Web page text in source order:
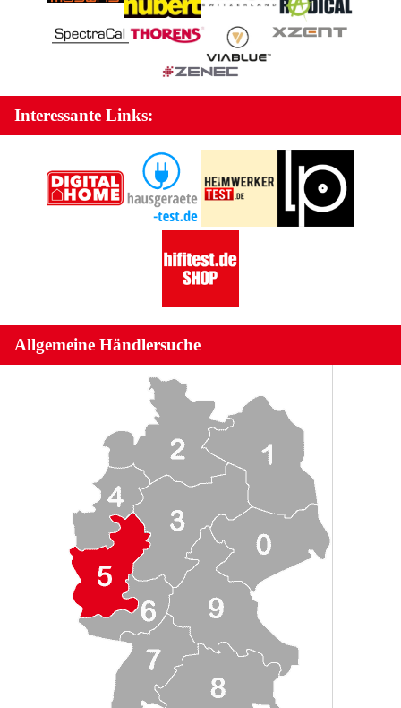
Interessante Links:
Allgemeine Händlersuche